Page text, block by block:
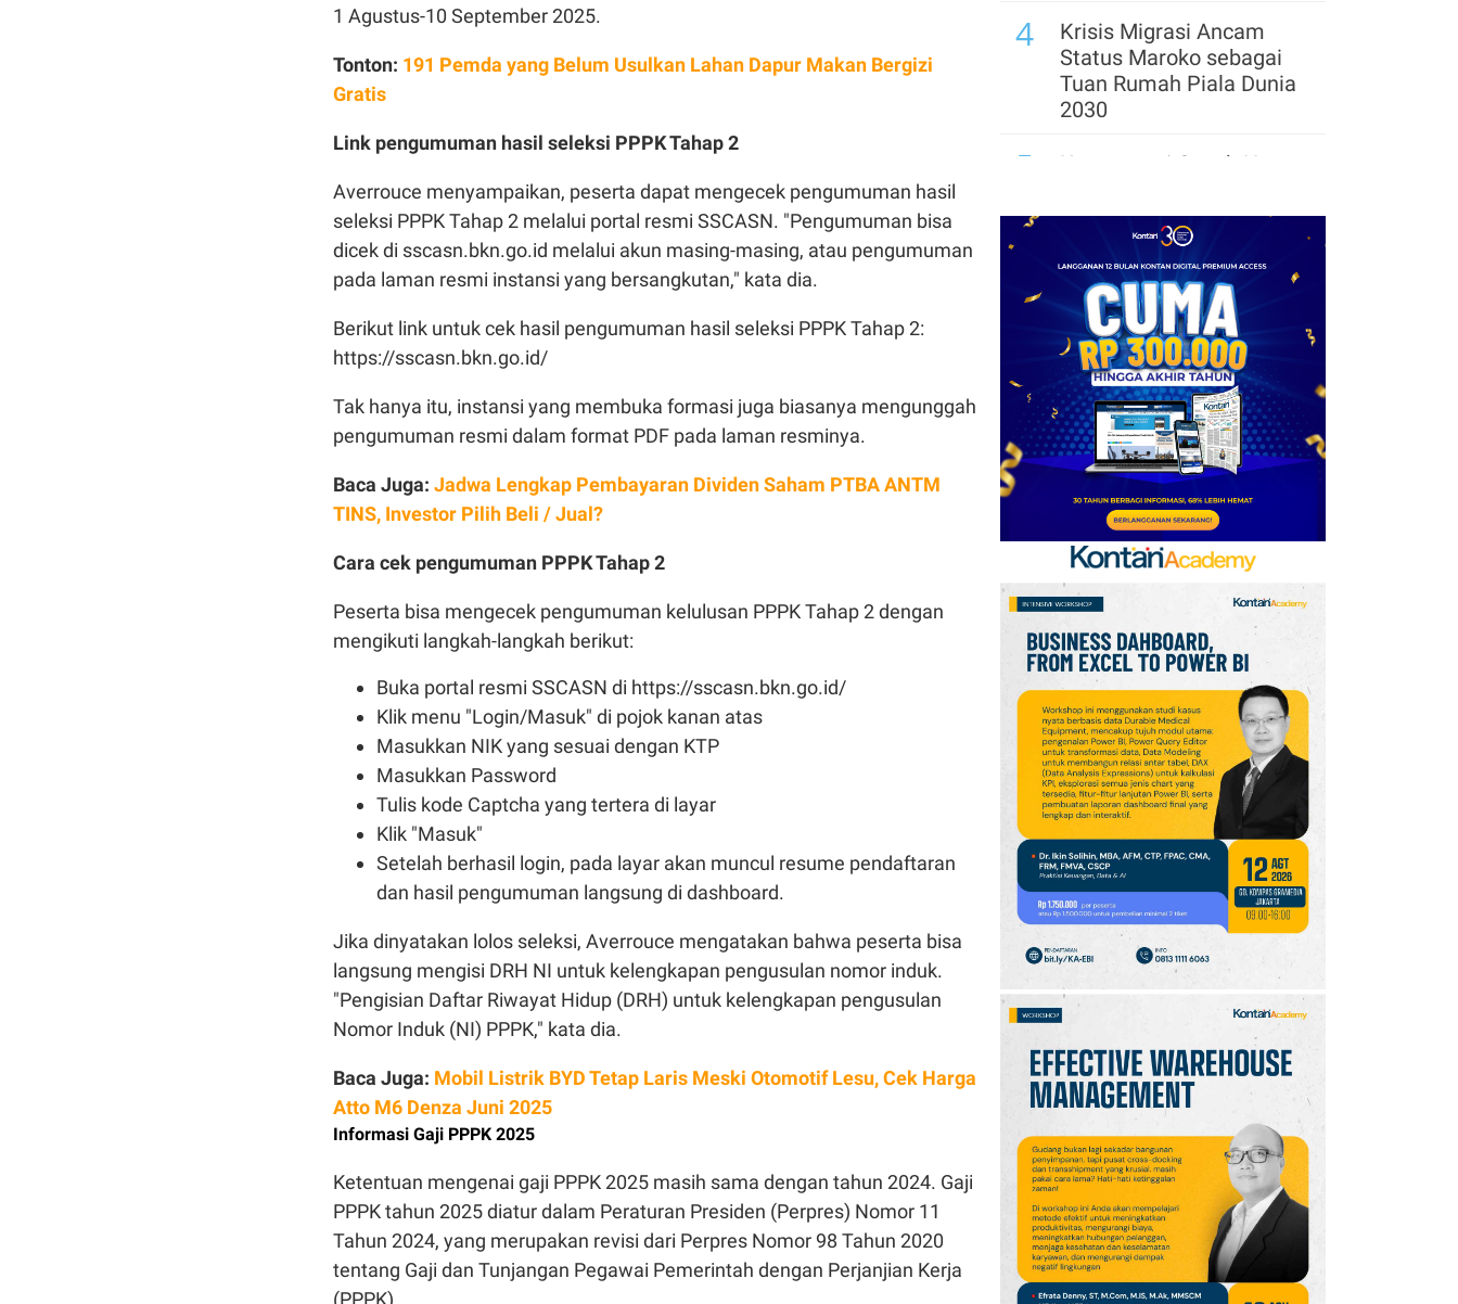
1 Agustus-10 September 2025.
Tonton: 191 Pemda yang Belum Usulkan Lahan Dapur Makan Bergizi
Gratis
Link pengumuman hasil seleksi PPPK Tahap 2
Averrouce menyampaikan, peserta dapat mengecek pengumuman hasil
seleksi PPPK Tahap 2 melalui portal resmi SSCASN. "Pengumuman bisa
dicek di sscasn.bkn.go.id melalui akun masing-masing, atau pengumuman
pada laman resmi instansi yang bersangkutan," kata dia.
Berikut link untuk cek hasil pengumuman hasil seleksi PPPK Tahap 2:
https://sscasn.bkn.go.id/
Tak hanya itu, instansi yang membuka formasi juga biasanya mengunggah
pengumuman resmi dalam format PDF pada laman resminya.
Baca Juga: Jadwa Lengkap Pembayaran Dividen Saham PTBA ANTM
TINS, Investor Pilih Beli / Jual?
Cara cek pengumuman PPPK Tahap 2
Peserta bisa mengecek pengumuman kelulusan PPPK Tahap 2 dengan
mengikuti langkah-langkah berikut:
Buka portal resmi SSCASN di https://sscasn.bkn.go.id/
Klik menu "Login/Masuk" di pojok kanan atas
Masukkan NIK yang sesuai dengan KTP
Masukkan Password
Tulis kode Captcha yang tertera di layar
Klik "Masuk"
Setelah berhasil login, pada layar akan muncul resume pendaftaran
dan hasil pengumuman langsung di dashboard.
Jika dinyatakan lolos seleksi, Averrouce mengatakan bahwa peserta bisa
langsung mengisi DRH NI untuk kelengkapan pengusulan nomor induk.
"Pengisian Daftar Riwayat Hidup (DRH) untuk kelengkapan pengusulan
Nomor Induk (NI) PPPK," kata dia.
Baca Juga: Mobil Listrik BYD Tetap Laris Meski Otomotif Lesu, Cek Harga
Atto M6 Denza Juni 2025
Informasi Gaji PPPK 2025
Ketentuan mengenai gaji PPPK 2025 masih sama dengan tahun 2024. Gaji
PPPK tahun 2025 diatur dalam Peraturan Presiden (Perpres) Nomor 11
Tahun 2024, yang merupakan revisi dari Perpres Nomor 98 Tahun 2020
tentang Gaji dan Tunjangan Pegawai Pemerintah dengan Perjanjian Kerja
4
Krisis Migrasi Ancam
Status Maroko sebagai
Tuan Rumah Piala Dunia
2030
5
Kontroversi Coach Hong
Polisi Geledah Federasi
Sepak Bola Korsel
6
Arsenal Perpanjang
Kerja Sama dengan
Emirates hingga 2033, Ini
Detail Kemitraannya
7
FIFA Akhirnya Cairkan
Hadiah Timnas Yordania
yang Tertunda 8 Bulan
8
Cek Kode Redeem EA FC
Mobile Update 7 Agustus
2026: Klaim Ribuan
Gems Gratis!
9
Promo JSM Alfamart 7–
9 Agustus 2026, Minyak
Goreng 2 Liter Mulai
Rp41.500
10 Jadwal Perempat Final
GOTF MLBB 2026: ONIC
dan Vitality Bersiap
Amankan Semifinal